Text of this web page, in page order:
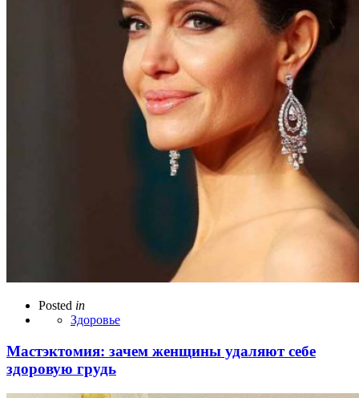
Posted in
Здоровье
Мастэктомия: зачем женщины удаляют себе
здоровую грудь